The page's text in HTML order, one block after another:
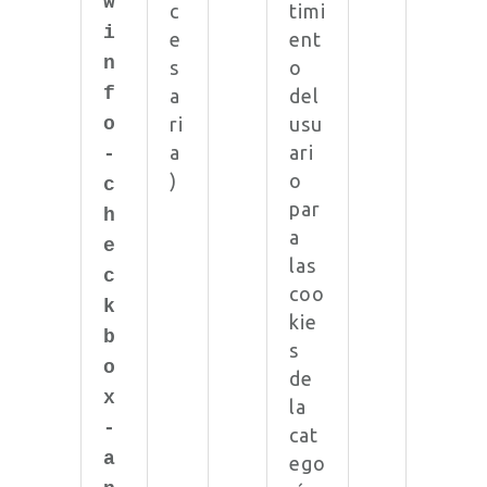
i
n
f
o
-
c
h
e
c
k
b
o
x
-
a
c
e
s
a
ri
a
)
timi
ent
o
del
usu
ari
o
par
a
las
coo
kie
s
de
la
cat
ego